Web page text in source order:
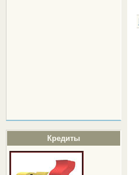
Кредиты